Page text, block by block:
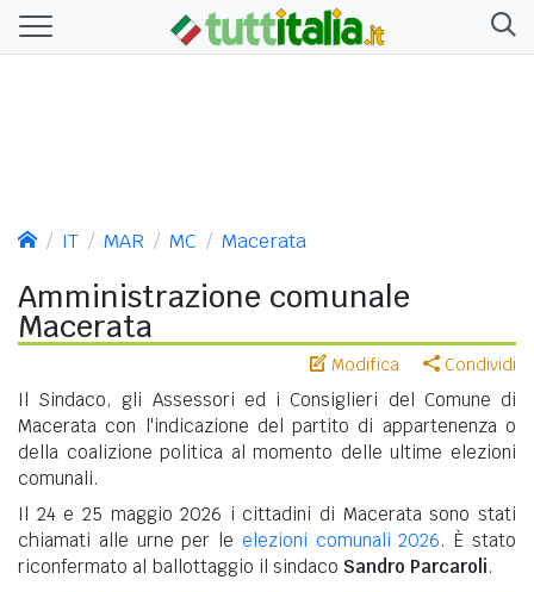
IT MAR MC Macerata
Amministrazione comunale
Macerata
Modifica Condividi
Il Sindaco, gli Assessori ed i Consiglieri del Comune di
Macerata con l'indicazione del partito di appartenenza o
della coalizione politica al momento delle ultime elezioni
comunali.
Il 24 e 25 maggio 2026 i cittadini di Macerata sono stati
chiamati alle urne per le elezioni comunali 2026. È stato
riconfermato al ballottaggio il sindaco Sandro Parcaroli.